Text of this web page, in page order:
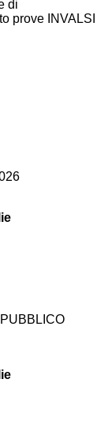
di
prove INVALSI